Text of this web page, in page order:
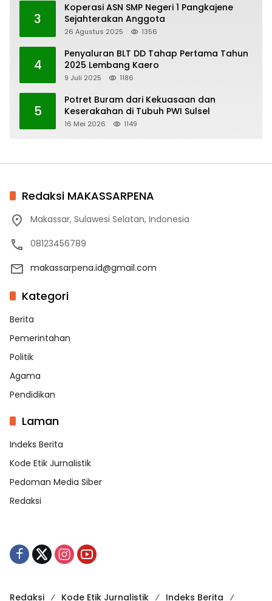
3
Koperasi ASN SMP Negeri 1 Pangkajene
Sejahterakan Anggota
26 Agustus 2025 1356
4
Penyaluran BLT DD Tahap Pertama Tahun
2025 Lembang Kaero
9 Juli 2025 1186
5
Potret Buram dari Kekuasaan dan
Keserakahan di Tubuh PWI Sulsel
16 Mei 2026 1149
Redaksi MAKASSARPENA
Makassar, Sulawesi Selatan, Indonesia
08123456789
makassarpena.id@gmail.com
Kategori
Berita
Pemerintahan
Politik
Agama
Pendidikan
Laman
Indeks Berita
Kode Etik Jurnalistik
Pedoman Media Siber
Redaksi
Redaksi Kode Etik Jurnalistik Indeks Berita